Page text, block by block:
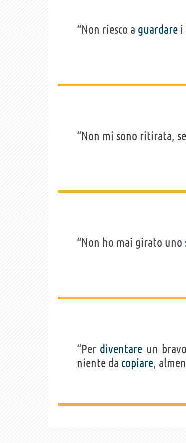
“Non riesco a guardare i
“Non mi sono ritirata,
“Non ho mai girato uno
“Per diventare un bravo
niente da copiare,